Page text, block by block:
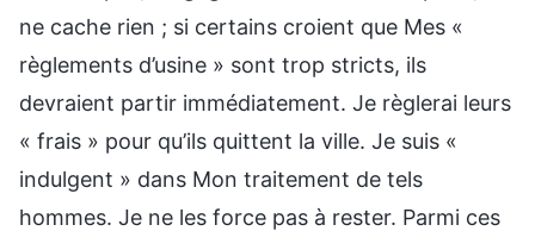
ne cache rien ; si certains croient que Mes «
règlements d’usine » sont trop stricts, ils
devraient partir immédiatement. Je règlerai leurs
« frais » pour qu’ils quittent la ville. Je suis «
indulgent » dans Mon traitement de tels
hommes. Je ne les force pas à rester. Parmi ces